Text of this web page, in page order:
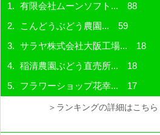
有限会社ムーンソフト... 88
こんどうぶどう農園... 59
サラヤ株式会社大阪工場... 18
稲清農園ぶどう直売所... 18
フラワーショップ花幸... 17
＞ランキングの詳細はこちら